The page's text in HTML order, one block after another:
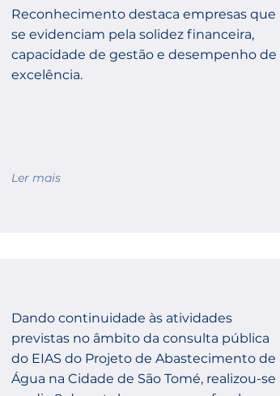
Reconhecimento destaca empresas que
se evidenciam pela solidez financeira,
capacidade de gestão e desempenho de
excelência.
Ler mais
Dando continuidade às atividades
previstas no âmbito da consulta pública
do EIAS do Projeto de Abastecimento de
Água na Cidade de São Tomé, realizou-se